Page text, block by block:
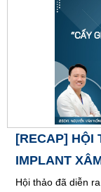
[RECAP] HỘI
IMPLANT
Hội thảo đã diễn